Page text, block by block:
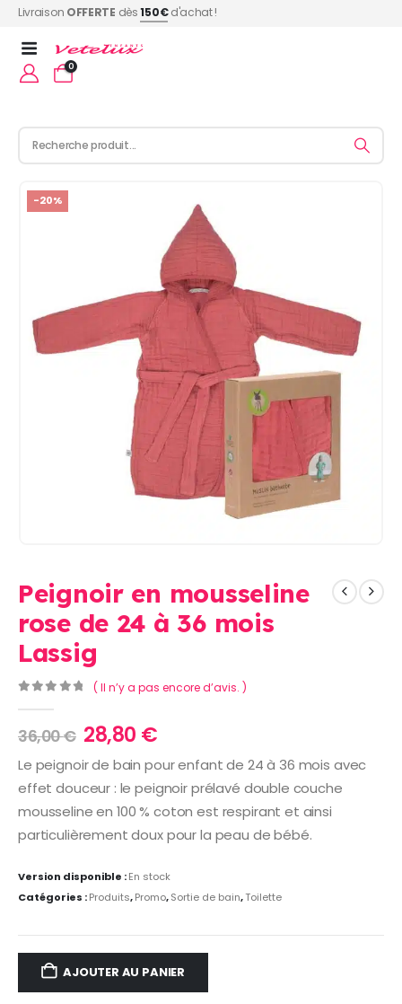
Livraison OFFERTE dès150€d'achat !
0
-20%
Peignoir en mousseline
rose de 24 à 36 mois
Lassig
( Il n’y a pas encore d’avis. )
36,00€ Le
prix
initial
était :
36,00 €.
28,80 €Le
actuel
est :
28,80 €.
Le peignoir de bain pour enfant de 24 à 36 mois avec
effet douceur : le peignoir prélavé double couche
mousseline en 100 % coton est respirant et ainsi
particulièrement doux pour la peau de bébé.
Version disponible :En stock
Catégories :Produits,Promo,Sortie de bain,Toilette
AJOUTER AU PANIER